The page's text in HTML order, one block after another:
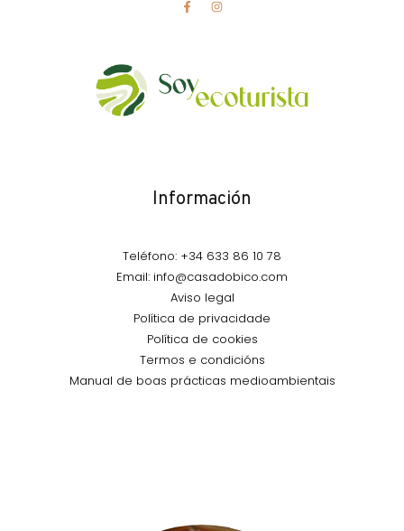
Información
Teléfono: +34 633 86 10 78
Email: info@casadobico.com
Aviso legal
Política de privacidade
Política de cookies
Termos e condicións
Manual de boas prácticas medioambientais